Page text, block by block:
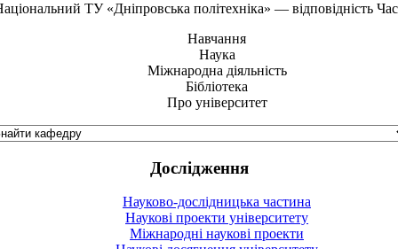
ТУ «Дніпровська політехніка» — відповідність
Навчання
Наука
Міжнародна діяльність
Бібліотека
Про університет
Дослідження
Науково-дослідницька частина
Наукові проекти університету
Міжнародні наукові проекти